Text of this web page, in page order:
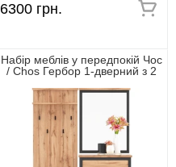
6300 грн.
Набір меблів у передпокій Чос
/ Chos Гербор 1-дверний з 2